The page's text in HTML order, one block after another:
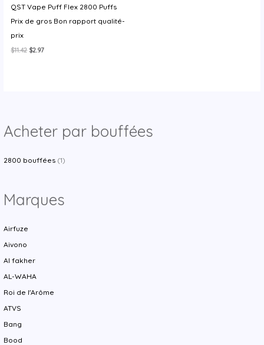
Acheter par bouffées
2800 bouffées (1)
Marques
Airfuze
Aivono
Al fakher
AL-WAHA
Roi de l'Arôme
ATVS
Bang
Bood
QST Vape Puff Flex 2800 Puffs
Prix de gros Bon rapport qualité-
prix
$11.42 Le
$2.97Le